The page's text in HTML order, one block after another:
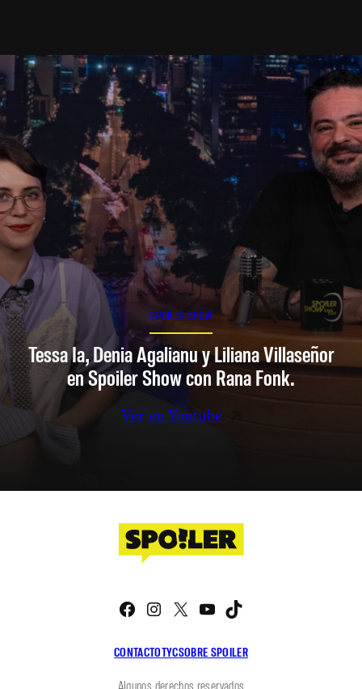
SPOILER SHOW
Tessa Ia, Denia Agalianu y Liliana Villaseñor
en Spoiler Show con Rana Fonk.
Ver en Youtube
CONTACTOTYCSOBRE SPOILER
Facebook
Instagram
X YouTube
Algunos derechos reservados